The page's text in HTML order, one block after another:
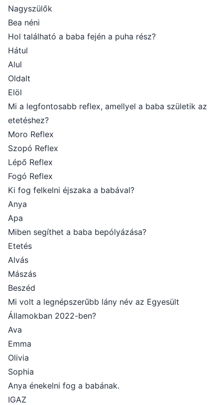
Nagyszülők
Bea néni
Hol található a baba fején a puha rész?
Hátul
Alul
Oldalt
Elöl
Mi a legfontosabb reflex, amellyel a baba születik az
etetéshez?
Moro Reflex
Szopó Reflex
Lépő Reflex
Fogó Reflex
Ki fog felkelni éjszaka a babával?
Anya
Apa
Miben segíthet a baba bepólyázása?
Etetés
Alvás
Mászás
Beszéd
Mi volt a legnépszerűbb lány név az Egyesült
Államokban 2022-ben?
Ava
Emma
Olivia
Sophia
Anya énekelni fog a babának.
IGAZ